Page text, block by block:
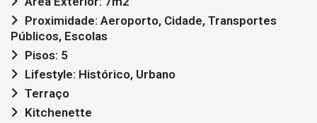
Públicos, Escolas
Pisos: 5
Lifestyle: Histórico, Urbano
Terraço
Kitchenette